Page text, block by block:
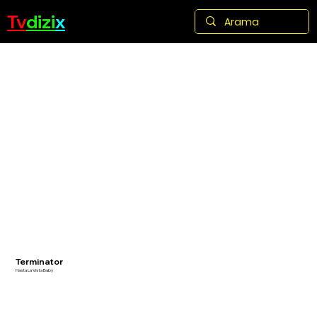
Tvdizix
Terminator
Hasta La Vista Baby